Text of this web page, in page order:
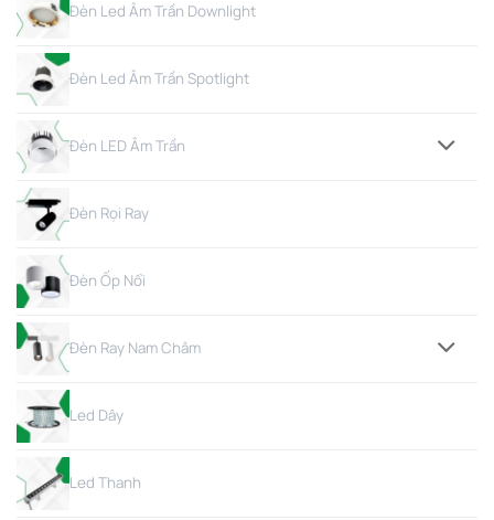
Đèn Led Âm Trần Downlight
Đèn Led Âm Trần Spotlight
Đèn LED Âm Trần
Đèn Rọi Ray
Đèn Ốp Nổi
Đèn Ray Nam Châm
Led Dây
Led Thanh